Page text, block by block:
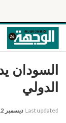
السودان
الدولي
Last updated ديسمبر 12, 2025